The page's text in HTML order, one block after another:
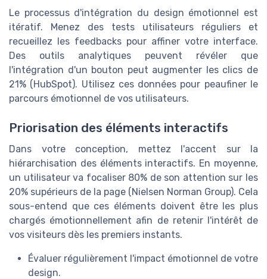
Le processus d'intégration du design émotionnel est
itératif. Menez des tests utilisateurs réguliers et
recueillez les feedbacks pour affiner votre interface.
Des outils analytiques peuvent révéler que
l'intégration d'un bouton peut augmenter les clics de
21% (HubSpot). Utilisez ces données pour peaufiner le
parcours émotionnel de vos utilisateurs.
Priorisation des éléments interactifs
Dans votre conception, mettez l'accent sur la
hiérarchisation des éléments interactifs. En moyenne,
un utilisateur va focaliser 80% de son attention sur les
20% supérieurs de la page (Nielsen Norman Group). Cela
sous-entend que ces éléments doivent être les plus
chargés émotionnellement afin de retenir l'intérêt de
vos visiteurs dès les premiers instants.
Évaluer régulièrement l'impact émotionnel de votre
design.